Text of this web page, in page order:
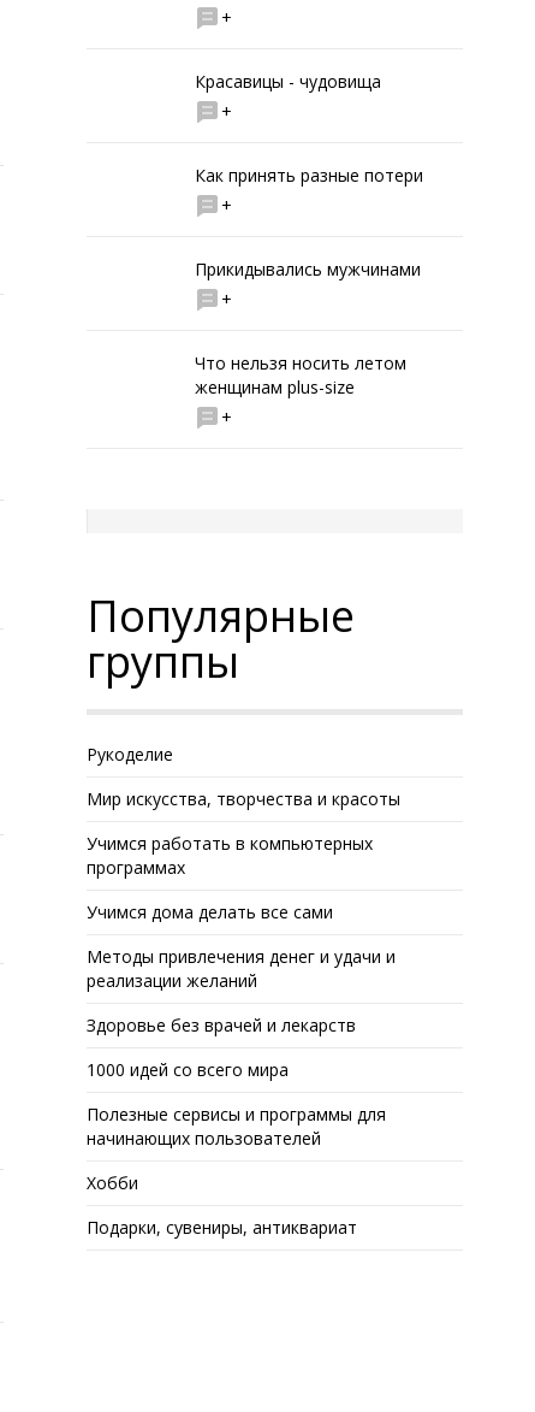
+
Красавицы - чудовища
+
Как принять разные потери
+
Прикидывались мужчинами
+
Что нельзя носить летом
женщинам plus-size
+
Популярные
группы
Рукоделие
Мир искусства, творчества и красоты
Учимся работать в компьютерных
программах
Учимся дома делать все сами
Методы привлечения денег и удачи и
реализации желаний
Здоровье без врачей и лекарств
1000 идей со всего мира
Полезные сервисы и программы для
начинающих пользователей
Хобби
Подарки, сувениры, антиквариат